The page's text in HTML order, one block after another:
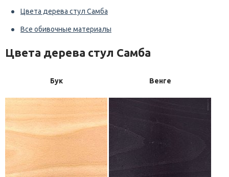
Цвета дерева стул Самба
Все обивочные материалы
Цвета дерева стул Самба
Бук Венге